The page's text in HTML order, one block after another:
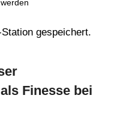
gespeichert.
Finesse bei